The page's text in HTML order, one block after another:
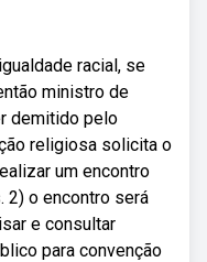
racial, se
ministro de
demitido pelo
religiosa solicita o
um encontro
2) o encontro será
e consultar
para convenção